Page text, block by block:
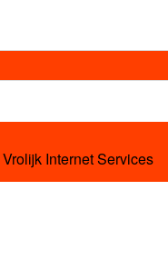
Vrolijk Internet Services